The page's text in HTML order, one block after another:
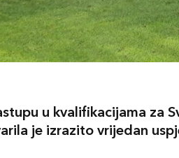
u kvalifikacijama za
je izrazito vrijedan